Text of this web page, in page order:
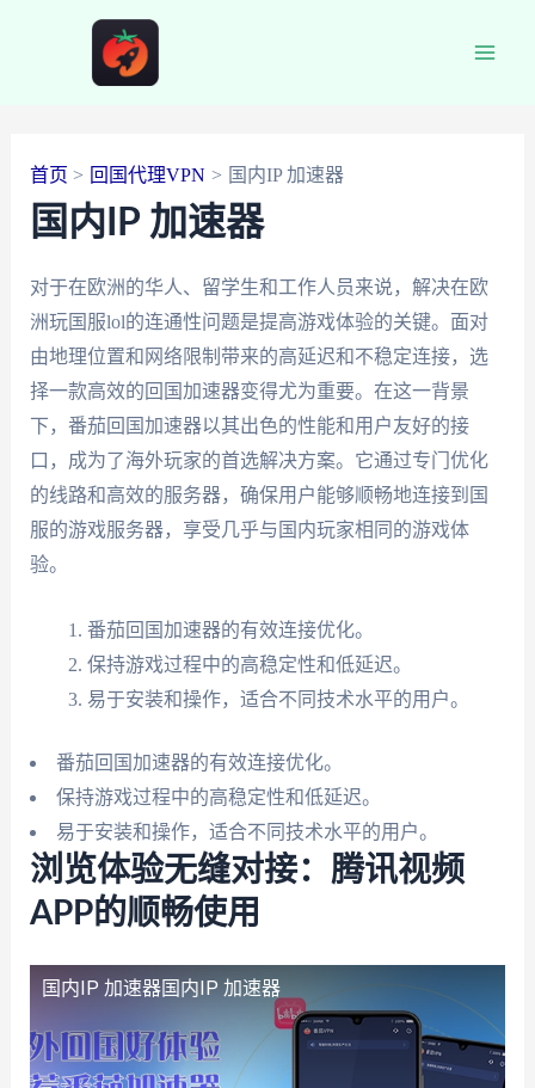
首页 回国代理VPN 国内IP 加速器
国内IP 加速器
对于在欧洲的华人、留学生和工作人员来说，解决在欧
洲玩国服lol的连通性问题是提高游戏体验的关键。面对
由地理位置和网络限制带来的高延迟和不稳定连接，选
择一款高效的回国加速器变得尤为重要。在这一背景
下，番茄回国加速器以其出色的性能和用户友好的接
口，成为了海外玩家的首选解决方案。它通过专门优化
的线路和高效的服务器，确保用户能够顺畅地连接到国
服的游戏服务器，享受几乎与国内玩家相同的游戏体
验。
番茄回国加速器的有效连接优化。
保持游戏过程中的高稳定性和低延迟。
易于安装和操作，适合不同技术水平的用户。
番茄回国加速器的有效连接优化。
保持游戏过程中的高稳定性和低延迟。
易于安装和操作，适合不同技术水平的用户。
浏览体验无缝对接：腾讯视频
APP的顺畅使用
国内IP 加速器国内IP 加速器